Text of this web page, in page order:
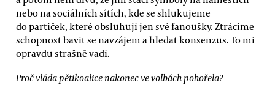
nebo na sociálních sítích, kde se shlukujeme
do partiček, které obsluhují jen své fanoušky. Ztrácíme
schopnost bavit se navzájem a hledat konsenzus. To mi
opravdu strašně vadí.
Proč vláda pětikoalice nakonec ve volbách pohořela?